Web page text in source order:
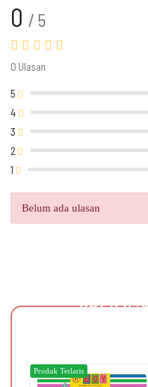
0 / 5
0 Ulasan
5
4
3
2
1
Belum ada ulasan
Produk Terlaris